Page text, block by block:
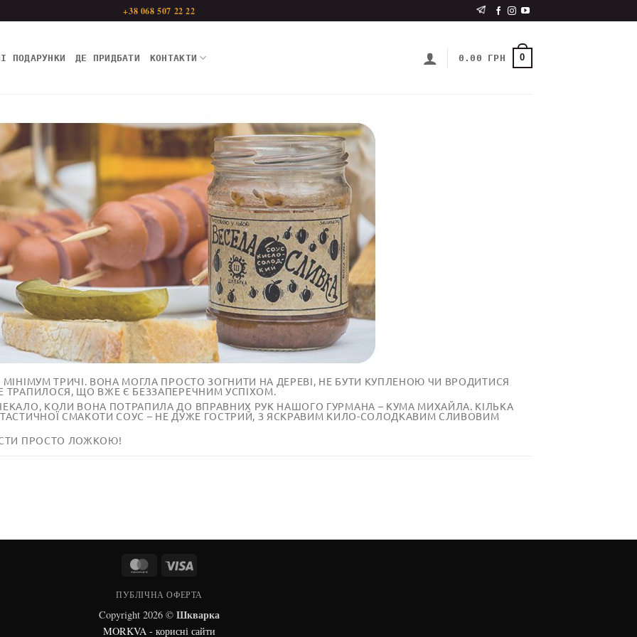
+38 068 507 22 22
ПОДАРУНКИ ДЕ ПРИДБАТИ КОНТАКТИ 0.00 ГРН 0
ТРИЧІ. ВОНА МОГЛА ПРОСТО ЗОГНИТИ НА ДЕРЕВІ, НЕ БУТИ КУПЛЕНОЮ ЧИ ВРОДИТИСЯ
ЩО ВЖЕ Є БЕЗЗАПЕРЕЧНИМ УСПІХОМ.
КОЛИ ВОНА ПОТРАПИЛА ДО ВПРАВНИХ РУК НАШОГО ГУРМАНА – КУМА МИХАЙЛА. КІЛЬКА
СМАКОТИ СОУС – НЕ ДУЖЕ ГОСТРИЙ, З ЯСКРАВИМ КИЛО-СОЛОДКАВИМ СЛИВОВИМ
ПРОСТО ЛОЖКОЮ!
MasterCard
ПУБЛІЧНА ОФЕРТА
Copyright 2026 © Шкварка
MORKVA - корисні сайти